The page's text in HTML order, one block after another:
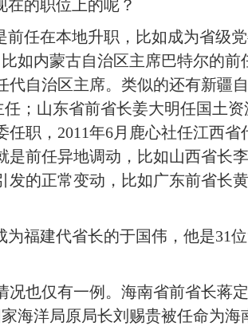
的职位上的呢？
任在本地升职，比如成为省级
如内蒙古自治区主席巴特尔的前
自治区主席。类似的还有新疆
；山东省前省长姜大明任国土
职，2011年6月鹿心社任江西省
前任异地调动，比如山西省长
的正常变动，比如广东前省长
建代省长的于国伟，他是31位
也仅有一例。海南省前省长蒋
海洋局原局长刘赐贵被任命为海